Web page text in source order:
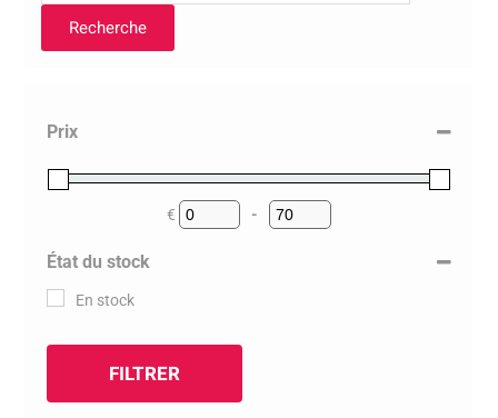
Recherche
Prix
€
Minimum Price
-
Maximum Price
État du stock
En stock
FILTRER